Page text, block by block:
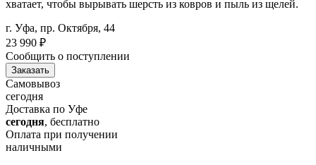
хватает, чтобы вырывать шерсть из ковров и пыль из щелей.
г. Уфа, пр. Октября, 44
23 990 ₽
Сообщить о поступлении
Заказать
Самовывоз
сегодня
Доставка по Уфе
сегодня, бесплатно
Оплата при получении
наличными